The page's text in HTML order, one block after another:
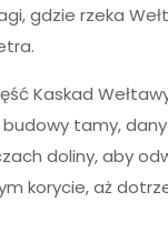
gdzie rzeka
Kaskad
tamy,
doliny, aby
korycie, aż